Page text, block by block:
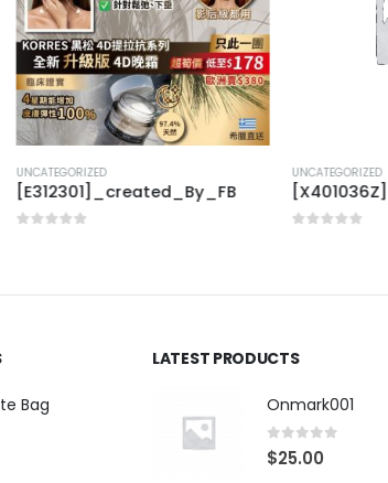
UNCATEGORIZED
[E312301]_created_By_FB
UNCATEGORIZED
Bag
5
LATEST PRODUCTS
Onmark001
0 out of 5
$25.00